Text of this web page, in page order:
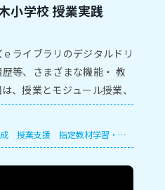
小学校 授業実践
ライブラリのデジタルドリ
等、さまざまな機能・ 教
、授業とモジュール授業、
します。
授業支援 指定教材学習・一